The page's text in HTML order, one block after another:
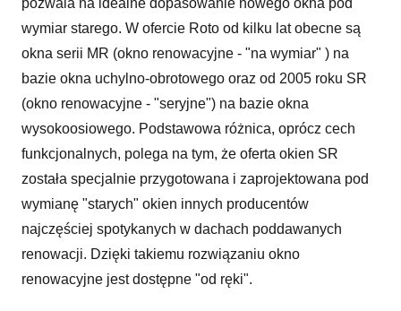
wymiar starego. W ofercie Roto od kilku lat obecne są
okna serii MR (okno renowacyjne - "na wymiar" ) na
bazie okna uchylno-obrotowego oraz od 2005 roku SR
(okno renowacyjne - "seryjne") na bazie okna
wysokoosiowego. Podstawowa różnica, oprócz cech
funkcjonalnych, polega na tym, że oferta okien SR
została specjalnie przygotowana i zaprojektowana pod
wymianę "starych" okien innych producentów
najczęściej spotykanych w dachach poddawanych
renowacji. Dzięki takiemu rozwiązaniu okno
renowacyjne jest dostępne "od ręki".